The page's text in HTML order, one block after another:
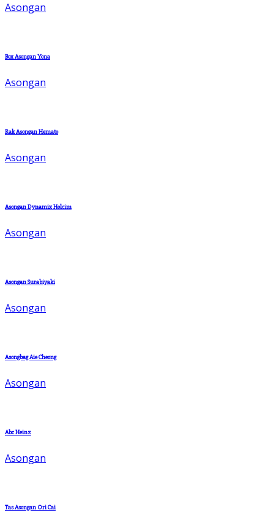
Asongan
Box Asongan Yona
Asongan
Rak Asongan Hemato
Asongan
Asongan Dynamix Holcim
Asongan
Asongan Surabiyaki
Asongan
Asongbag Aie Cheong
Asongan
Abc Heinz
Asongan
Tas Asongan Ori Cai